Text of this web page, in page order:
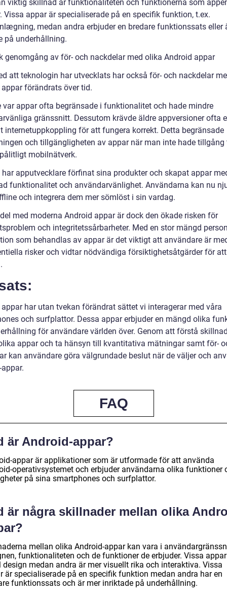
viktig skillnad är funktionaliteten och funktionerna som
Vissa appar är specialiserade på en specifik funktion, t.ex.
medan andra erbjuder en bredare funktionssats eller
på underhållning.
genomgång av för- och nackdelar med olika Android appar
att teknologin har utvecklats har också för- och nackdelar
förändrats över tid.
var appar ofta begränsade i funktionalitet och hade mindre
gränssnitt. Dessutom krävde äldre appversioner ofta
internetuppkoppling för att fungera korrekt. Detta begränsade
och tillgängligheten av appar när man inte hade tillgång
mobilnätverk.
har apputvecklare förfinat sina produkter och skapat appar
funktionalitet och användarvänlighet. Användarna kan nu
och integrera dem mer sömlöst i sin vardag.
med moderna Android appar är dock den ökade risken för
och integritetssårbarheter. Med en stor mängd
som behandlas av appar är det viktigt att användare är
risker och vidtar nödvändiga försiktighetsåtgärder för
har utan tvekan förändrat sättet vi interagerar med våra
och surfplattor. Dessa appar erbjuder en mängd olika
för användare världen över. Genom att förstå
appar och ta hänsyn till kvantitativa mätningar samt för-
kan användare göra välgrundade beslut när de väljer och
FAQ
är Android-appar?
appar är applikationer som är utformade för att använda
operativsystemet och erbjuder användarna olika funktioner
på sina smartphones och surfplattor.
är några skillnader mellan olika
mellan olika Android-appar kan vara i
funktionaliteten och de funktioner de erbjuder. Vissa
design medan andra är mer visuellt rika och interaktiva. Vissa
är specialiserade på en specifik funktion medan andra har en
funktionssats och är mer inriktade på underhållning.